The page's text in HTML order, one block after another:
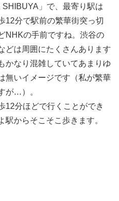
」で、最寄り駅は
12分で駅前の繁華街突っ切
NHKの手前ですね。渋谷の
どは周囲にたくさんあります
かなり混雑していてあまりゆ
無いイメージです（私が繁華
が…）。
12分ほどで行くことができ
駅からそこそこ歩きます。